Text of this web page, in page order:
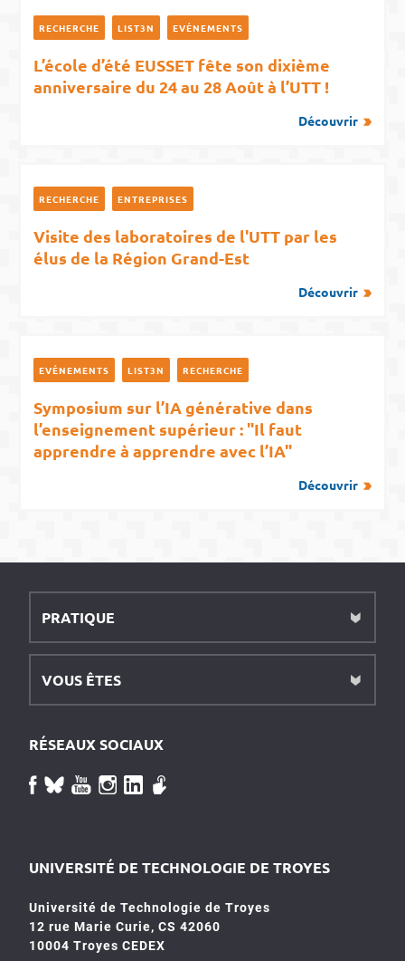
RECHERCHE LIST3N EVÉNEMENTS
L’école d’été EUSSET fête son dixième
anniversaire du 24 au 28 Août à l’UTT !
Découvrir
RECHERCHE ENTREPRISES
Visite des laboratoires de l'UTT par les
élus de la Région Grand-Est
Découvrir
EVÉNEMENTS LIST3N RECHERCHE
Symposium sur l’IA générative dans
l’enseignement supérieur : "Il faut
apprendre à apprendre avec l’IA"
Découvrir
PRATIQUE
VOUS ÊTES
RÉSEAUX SOCIAUX
UNIVERSITÉ DE TECHNOLOGIE DE TROYES
Université de Technologie de Troyes
12 rue Marie Curie, CS 42060
10004 Troyes CEDEX